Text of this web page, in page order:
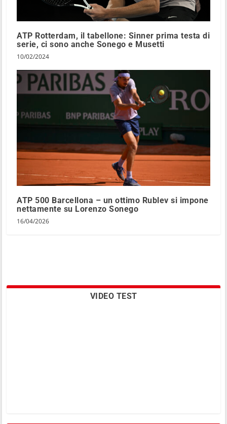
ATP Rotterdam, il tabellone: Sinner prima testa di
serie, ci sono anche Sonego e Musetti
10/02/2024
ATP 500 Barcellona – un ottimo Rublev si impone
nettamente su Lorenzo Sonego
16/04/2026
VIDEO TEST